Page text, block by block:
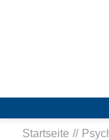
Startseite